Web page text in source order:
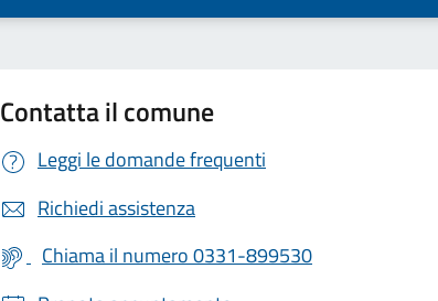
Contatta il comune
Leggi le domande frequenti
Richiedi assistenza
Chiama il numero 0331-899530